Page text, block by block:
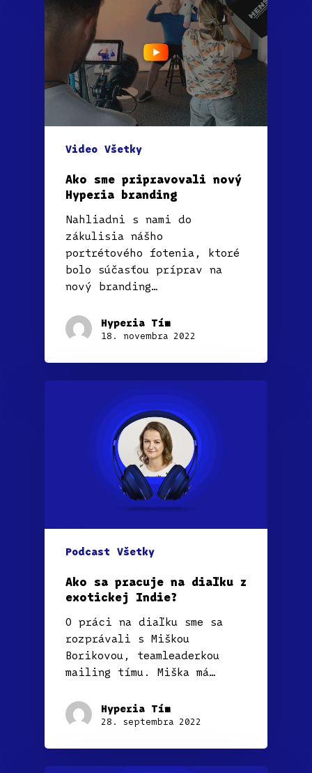
Video Všetky
Ako sme pripravovali nový
Hyperia branding
Nahliadni s nami do
zákulisia nášho
portrétového fotenia, ktoré
bolo súčasťou príprav na
nový branding…
Hyperia Tím
18. novembra 2022
Podcast Všetky
Ako sa pracuje na diaľku z
exotickej Indie?
O práci na diaľku sme sa
rozprávali s Miškou
Borikovou, teamleaderkou
mailing tímu. Miška má…
Hyperia Tím
28. septembra 2022